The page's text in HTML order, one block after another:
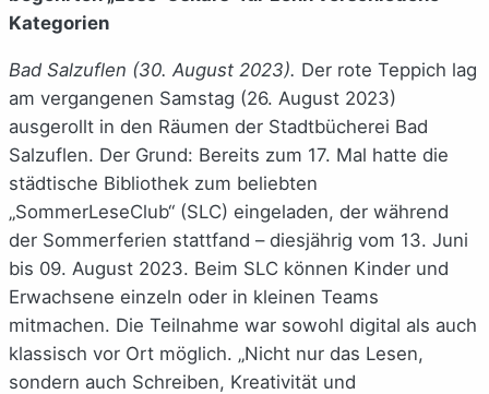
Kategorien
Bad Salzuflen (30. August 2023). Der rote Teppich lag
am vergangenen Samstag (26. August 2023)
ausgerollt in den Räumen der Stadtbücherei Bad
Salzuflen. Der Grund: Bereits zum 17. Mal hatte die
städtische Bibliothek zum beliebten
„SommerLeseClub“ (SLC) eingeladen, der während
der Sommerferien stattfand – diesjährig vom 13. Juni
bis 09. August 2023. Beim SLC können Kinder und
Erwachsene einzeln oder in kleinen Teams
mitmachen. Die Teilnahme war sowohl digital als auch
klassisch vor Ort möglich. „Nicht nur das Lesen,
sondern auch Schreiben, Kreativität und